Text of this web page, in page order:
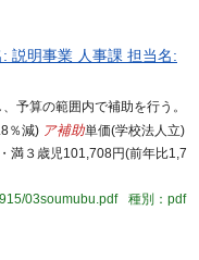
説明事業 人事課 担当名:
予算の範囲内で補助を行う。
％減) ア補助単価(学校法人立)
満３歳児101,708円(前年比1,7
03soumubu.pdf
種別：pdf